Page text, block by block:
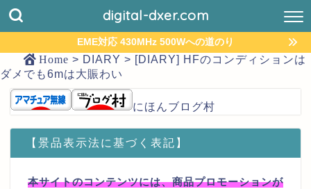
digital-dxer.com
EME対応 430MHz 500Wへの道のり
Home > DIARY > [DIARY] HFのコンディションは
ダメでも6mは大賑わい
にほんブログ村
【景品表示法に基づく表記】
本サイトのコンテンツには、商品プロモーションが